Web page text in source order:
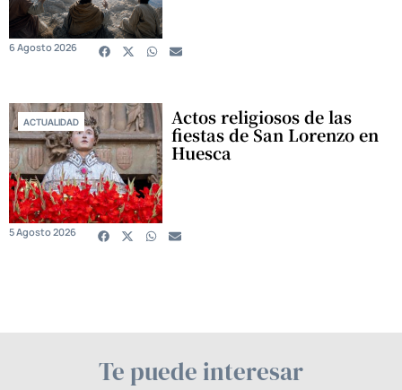
6 Agosto 2026
ACTUALIDAD Actos religiosos de las
fiestas de San Lorenzo en
Huesca
5 Agosto 2026
Te puede interesar